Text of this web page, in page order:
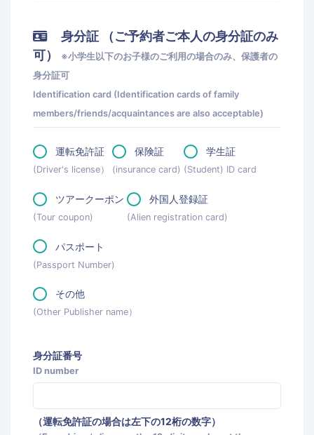
身分証 （ご予約者ご本人の身分証のみ
可）
※小学生以下のお子様のご利用の場合のみ、保護者の
身分証可
Identification card (Identification cards of family
members/friends/acquaintances are also acceptable)
運転免許証
(Driver's license）
保険証
(insurance card)
学生証
(Student) ID card
ツアークーポン
(Tour coupon)
外国人登録証
(Alien registration card)
パスポート
(Passport Number)
その他
(Other Publisher name）
身分証番号
ID number
（運転免許証の場合は左下の12桁の数字）